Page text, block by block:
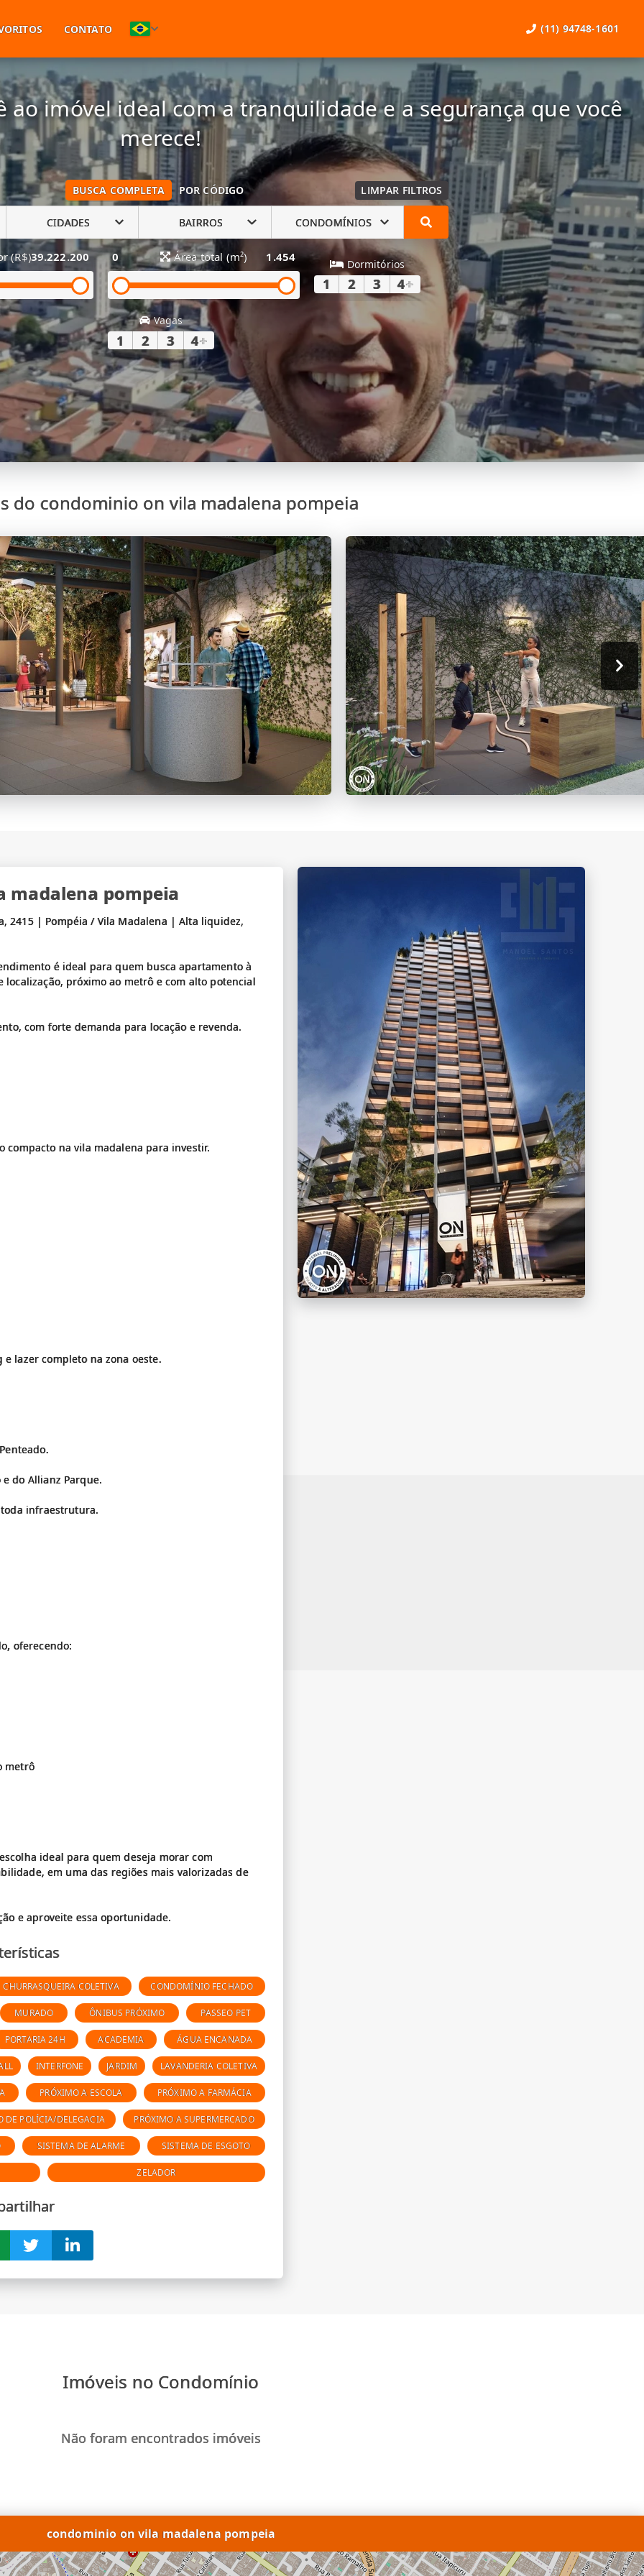
(11) 94748-1601
CONTATO (11) 94748-1601
ao imóvel ideal com a tranquilidade e a segurança que você
merece!
BUSCA COMPLETA POR CÓDIGO LIMPAR FILTROS
CIDADES BAIRROS CONDOMÍNIOS
(R$)39.222.200 0 Área total (m²) 1.454 Dormitórios
1 2 3 4+
Vagas
1 2 3 4+
do condominio on vila madalena pompeia
madalena pompeia
2415 | Pompéia / Vila Madalena | Alta liquidez,
é ideal para quem busca apartamento à
próximo ao metrô e com alto potencial
com forte demanda para locação e revenda.
na vila madalena para investir.
lazer completo na zona oeste.
do Allianz Parque.
infraestrutura.
oferecendo:
metrô
ideal para quem deseja morar com
em uma das regiões mais valorizadas de
CHURRASQUEIRA COLETIVA CONDOMÍNIO FECHADO
MURADO ÔNIBUS PRÓXIMO PASSEO PET
PORTARIA 24H ACADEMIA ÁGUA ENCANADA
INTERFONE JARDIM LAVANDERIA COLETIVA
PRÓXIMO A ESCOLA PRÓXIMO A FARMÁCIA
DE POLÍCIA/DELEGACIA PRÓXIMO A SUPERMERCADO
SISTEMA DE ALARME SISTEMA DE ESGOTO
ZELADOR
Imóveis no Condomínio
Não foram encontrados imóveis
condominio on vila madalena pompeia